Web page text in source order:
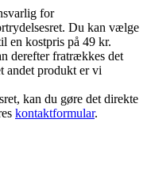
for
Du kan vælge
en kostpris på 49 kr.
derefter fratrækkes det
andet produkt er vi
kan du gøre det direkte
kontaktformular.